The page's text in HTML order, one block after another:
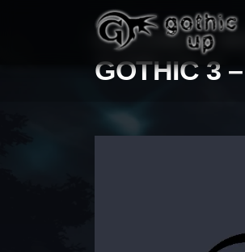
STRONA GŁÓWNA >
GOTHIC 3